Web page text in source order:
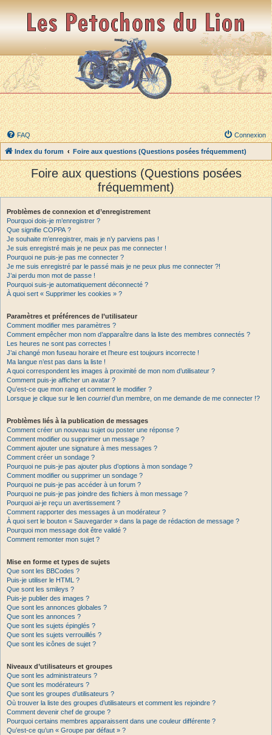
FAQ Connexion
Index du forum Foire aux questions (Questions posées fréquemment)
Foire aux questions (Questions posées
fréquemment)
Problèmes de connexion et d’enregistrement
Pourquoi dois-je m’enregistrer ?
Que signifie COPPA ?
Je souhaite m’enregistrer, mais je n’y parviens pas !
Je suis enregistré mais je ne peux pas me connecter !
Pourquoi ne puis-je pas me connecter ?
Je me suis enregistré par le passé mais je ne peux plus me connecter ?!
J’ai perdu mon mot de passe !
Pourquoi suis-je automatiquement déconnecté ?
À quoi sert « Supprimer les cookies » ?
Paramètres et préférences de l’utilisateur
Comment modifier mes paramètres ?
Comment empêcher mon nom d’apparaître dans la liste des membres connectés ?
Les heures ne sont pas correctes !
J’ai changé mon fuseau horaire et l’heure est toujours incorrecte !
Ma langue n’est pas dans la liste !
A quoi correspondent les images à proximité de mon nom d’utilisateur ?
Comment puis-je afficher un avatar ?
Qu’est-ce que mon rang et comment le modifier ?
Lorsque je clique sur le lien courrield’un membre, on me demande de me connecter !?
Problèmes liés à la publication de messages
Comment créer un nouveau sujet ou poster une réponse ?
Comment modifier ou supprimer un message ?
Comment ajouter une signature à mes messages ?
Comment créer un sondage ?
Pourquoi ne puis-je pas ajouter plus d’options à mon sondage ?
Comment modifier ou supprimer un sondage ?
Pourquoi ne puis-je pas accéder à un forum ?
Pourquoi ne puis-je pas joindre des fichiers à mon message ?
Pourquoi ai-je reçu un avertissement ?
Comment rapporter des messages à un modérateur ?
À quoi sert le bouton « Sauvegarder » dans la page de rédaction de message ?
Pourquoi mon message doit être validé ?
Comment remonter mon sujet ?
Mise en forme et types de sujets
Que sont les BBCodes ?
Puis-je utiliser le HTML ?
Que sont les smileys ?
Puis-je publier des images ?
Que sont les annonces globales ?
Que sont les annonces ?
Que sont les sujets épinglés ?
Que sont les sujets verrouillés ?
Que sont les icônes de sujet ?
Niveaux d’utilisateurs et groupes
Que sont les administrateurs ?
Que sont les modérateurs ?
Que sont les groupes d’utilisateurs ?
Où trouver la liste des groupes d’utilisateurs et comment les rejoindre ?
Comment devenir chef de groupe ?
Pourquoi certains membres apparaissent dans une couleur différente ?
Qu’est-ce qu’un « Groupe par défaut » ?